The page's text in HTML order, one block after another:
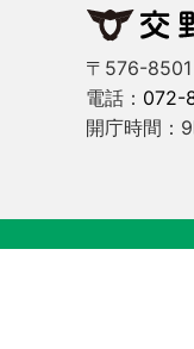
〒576-8501
電話： 072-
開庁時間：